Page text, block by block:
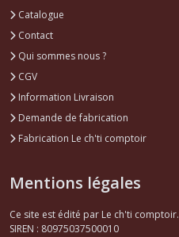
Catalogue
Contact
Qui sommes nous ?
CGV
Information Livraison
Demande de fabrication
Fabrication Le ch'ti comptoir
Mentions légales
Ce site est édité par Le ch'ti comptoir.
SIREN : 80975037500010